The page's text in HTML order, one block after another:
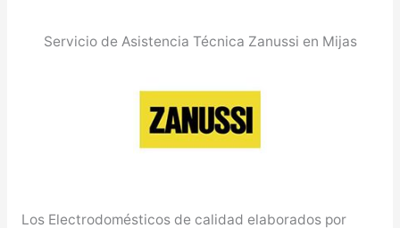
Servicio de Asistencia Técnica Zanussi en Mijas
Los Electrodomésticos de calidad elaborados por